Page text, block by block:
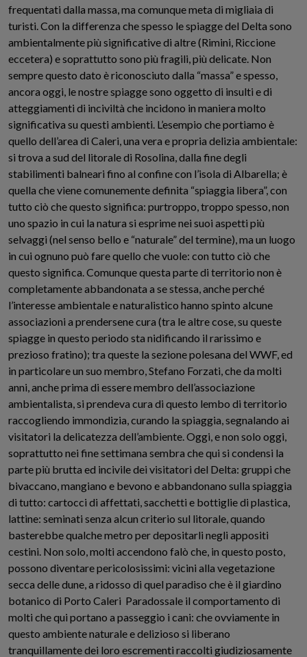
frequentati dalla massa, ma comunque meta di migliaia di
turisti. Con la differenza che spesso le spiagge del Delta sono
ambientalmente più significative di altre (Rimini, Riccione
eccetera) e soprattutto sono più fragili, più delicate. Non
sempre questo dato è riconosciuto dalla “massa” e spesso,
ancora oggi, le nostre spiagge sono oggetto di insulti e di
atteggiamenti di inciviltà che incidono in maniera molto
significativa su questi ambienti. L’esempio che portiamo è
quello dell’area di Caleri, una vera e propria delizia ambientale:
si trova a sud del litorale di Rosolina, dalla fine degli
stabilimenti balneari fino al confine con l’isola di Albarella; è
quella che viene comunemente definita “spiaggia libera”, con
tutto ciò che questo significa: purtroppo, troppo spesso, non
uno spazio in cui la natura si esprime nei suoi aspetti più
selvaggi (nel senso bello e “naturale” del termine), ma un luogo
in cui ognuno può fare quello che vuole: con tutto ciò che
questo significa. Comunque questa parte di territorio non è
completamente abbandonata a se stessa, anche perché
l’interesse ambientale e naturalistico hanno spinto alcune
associazioni a prendersene cura (tra le altre cose, su queste
spiagge in questo periodo sta nidificando il rarissimo e
prezioso fratino); tra queste la sezione polesana del WWF, ed
in particolare un suo membro, Stefano Forzati, che da molti
anni, anche prima di essere membro dell’associazione
ambientalista, si prendeva cura di questo lembo di territorio
raccogliendo immondizia, curando la spiaggia, segnalando ai
visitatori la delicatezza dell’ambiente. Oggi, e non solo oggi,
soprattutto nei fine settimana sembra che qui si condensi la
parte più brutta ed incivile dei visitatori del Delta: gruppi che
bivaccano, mangiano e bevono e abbandonano sulla spiaggia
di tutto: cartocci di affettati, sacchetti e bottiglie di plastica,
lattine: seminati senza alcun criterio sul litorale, quando
basterebbe qualche metro per depositarli negli appositi
cestini. Non solo, molti accendono falò che, in questo posto,
possono diventare pericolosissimi: vicini alla vegetazione
secca delle dune, a ridosso di quel paradiso che è il giardino
botanico di Porto Caleri Paradossale il comportamento di
molti che qui portano a passeggio i cani: che ovviamente in
questo ambiente naturale e delizioso si liberano
tranquillamente dei loro escrementi raccolti giudiziosamente